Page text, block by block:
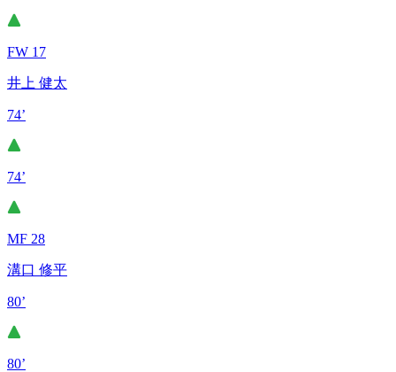
FW 17
井上 健太
74’
74’
MF 28
溝口 修平
80’
80’